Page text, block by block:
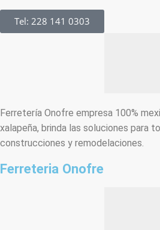
Tel: 228 141 0303
Ferretería Onofre empresa 100%
xalapeña, brinda las soluciones para
construcciones y remodelaciones.
Ferreteria Onofre